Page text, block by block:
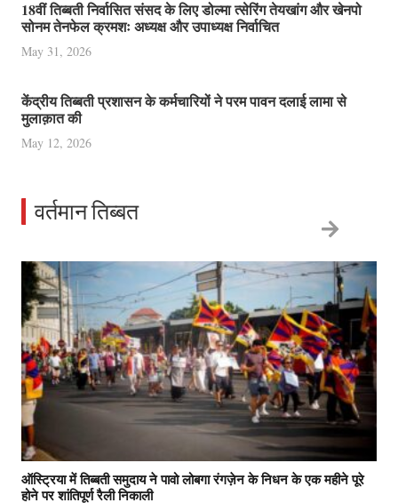
18वीं तिब्बती निर्वासित संसद के लिए डोल्मा त्सेरिंग तेयखांग और खेनपो
सोनम तेनफेल क्रमशः अध्यक्ष और उपाध्यक्ष निर्वाचित
May 31, 2026
केंद्रीय तिब्बती प्रशासन के कर्मचारियों ने परम पावन दलाई लामा से
मुलाक़ात की
May 12, 2026
वर्तमान तिब्बत
ऑस्ट्रिया में तिब्बती समुदाय ने पावो लोबगा रंगज़ेन के निधन के एक महीने पूरे
होने पर शांतिपूर्ण रैली निकाली